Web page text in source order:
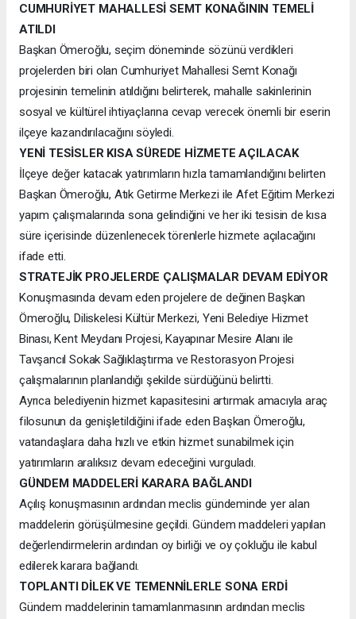
CUMHURİYET MAHALLESİ SEMT KONAĞININ TEMELİ
ATILDI
Başkan Ömeroğlu, seçim döneminde sözünü verdikleri
projelerden biri olan Cumhuriyet Mahallesi Semt Konağı
projesinin temelinin atıldığını belirterek, mahalle sakinlerinin
sosyal ve kültürel ihtiyaçlarına cevap verecek önemli bir eserin
ilçeye kazandırılacağını söyledi.
YENİ TESİSLER KISA SÜREDE HİZMETE AÇILACAK
İlçeye değer katacak yatırımların hızla tamamlandığını belirten
Başkan Ömeroğlu, Atık Getirme Merkezi ile Afet Eğitim Merkezi
yapım çalışmalarında sona gelindiğini ve her iki tesisin de kısa
süre içerisinde düzenlenecek törenlerle hizmete açılacağını
ifade etti.
STRATEJİK PROJELERDE ÇALIŞMALAR DEVAM EDİYOR
Konuşmasında devam eden projelere de değinen Başkan
Ömeroğlu, Diliskelesi Kültür Merkezi, Yeni Belediye Hizmet
Binası, Kent Meydanı Projesi, Kayapınar Mesire Alanı ile
Tavşancıl Sokak Sağlıklaştırma ve Restorasyon Projesi
çalışmalarının planlandığı şekilde sürdüğünü belirtti.
Ayrıca belediyenin hizmet kapasitesini artırmak amacıyla araç
filosunun da genişletildiğini ifade eden Başkan Ömeroğlu,
vatandaşlara daha hızlı ve etkin hizmet sunabilmek için
yatırımların aralıksız devam edeceğini vurguladı.
GÜNDEM MADDELERİ KARARA BAĞLANDI
Açılış konuşmasının ardından meclis gündeminde yer alan
maddelerin görüşülmesine geçildi. Gündem maddeleri yapılan
değerlendirmelerin ardından oy birliği ve oy çokluğu ile kabul
edilerek karara bağlandı.
TOPLANTI DİLEK VE TEMENNİLERLE SONA ERDİ
Gündem maddelerinin tamamlanmasının ardından meclis